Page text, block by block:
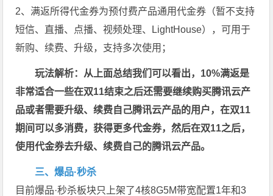
2、满返所得代金券为预付费产品通用代金券（暂不支持
短信、直播、点播、视频处理、LightHouse），可用于
新购、续费、升级，支持多次使用；
玩法解析：从上面总结我们可以看出，10%满返是
非常适合一些在双11结束之后还需要继续购买腾讯云产
品或者需要升级、续费自己腾讯云产品的用户，在双11
期间可以多消费，获得更多代金券，然后在双11之后，
使用代金券去升级、续费自己的腾讯云产品。
三、爆品·秒杀
目前爆品·秒杀板块只上架了4核8G5M带宽配置1年和3